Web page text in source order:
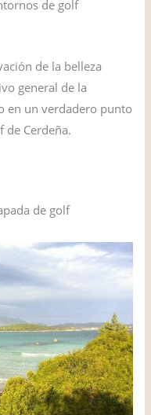
de golf
de la belleza
general de la
en un verdadero punto
de Cerdeña.
de golf